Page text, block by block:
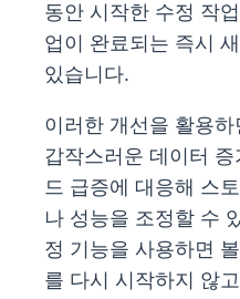
동안 시작한 수정 작
업이 완료되는 즉시
있습니다.
이러한 개선을 활용
갑작스러운 데이터
드 급증에 대응해 스
나 성능을 조정할 수
정 기능을 사용하면
를 다시 시작하지 않